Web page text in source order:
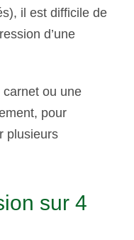
il est difficile de
d’une
ou une
pour
plusieurs
sur 4